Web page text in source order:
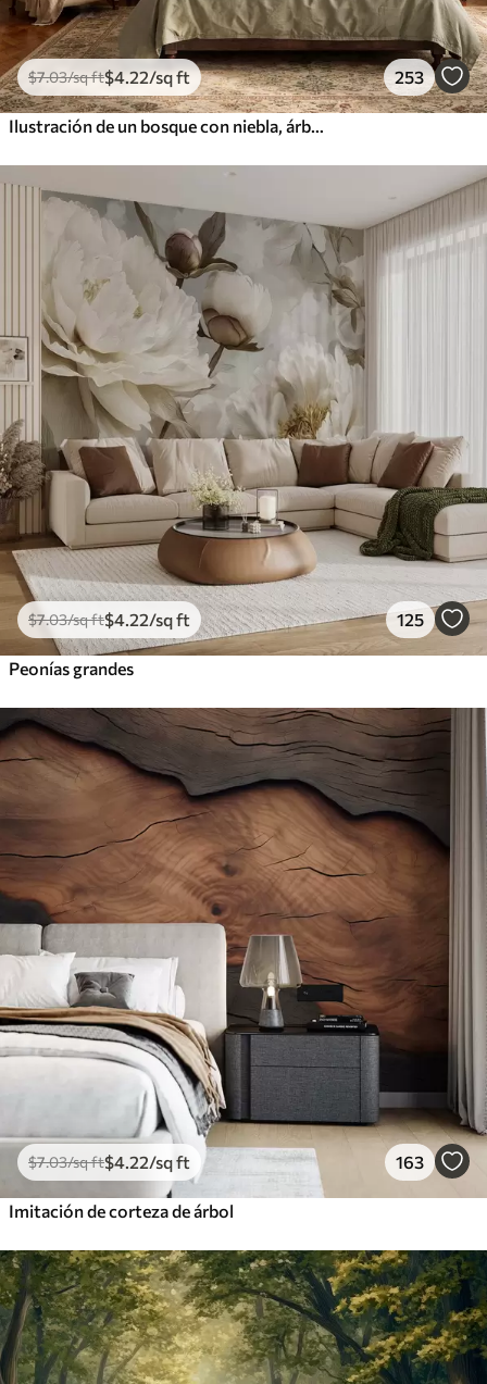
$7.03/sq ft$4.22/sq ft 253
$7.03/sq ft$4 .22/sq ft 125
Peonías grandes
$7.03/sq ft$4 .22/sq ft 163
Imitación de corteza de árbol